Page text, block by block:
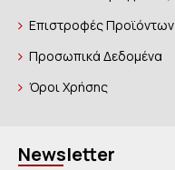
Επιστροφές Προϊόντων
Προσωπικά Δεδομένα
Όροι Χρήσης
Newsletter